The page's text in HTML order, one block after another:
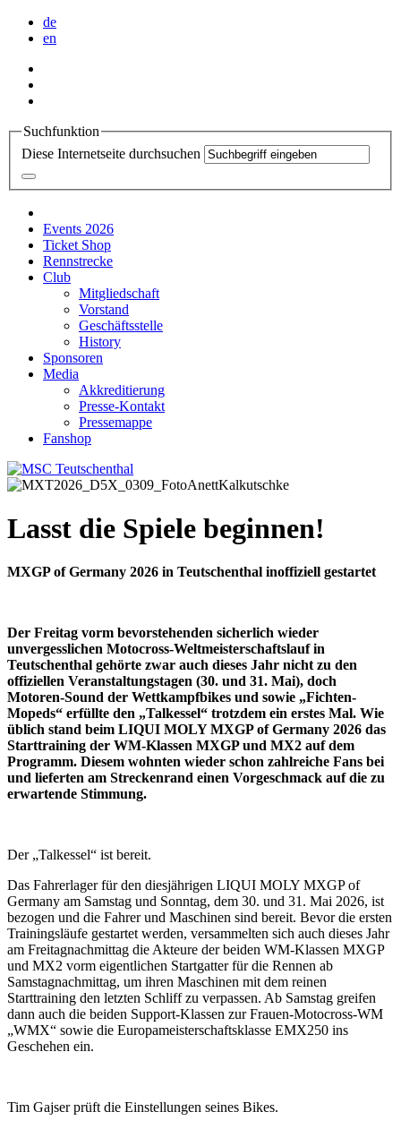
de
en
Suchfunktion
Diese Internetseite durchsuchen
Events 2026
Ticket Shop
Rennstrecke
Club
Mitgliedschaft
Vorstand
Geschäftsstelle
History
Sponsoren
Media
Akkreditierung
Presse-Kontakt
Pressemappe
Fanshop
Lasst die Spiele beginnen!
MXGP of Germany 2026 in Teutschenthal inoffiziell gestartet
Der Freitag vorm bevorstehenden sicherlich wieder
unvergesslichen Motocross-Weltmeisterschaftslauf in
Teutschenthal gehörte zwar auch dieses Jahr nicht zu den
offiziellen Veranstaltungstagen (30. und 31. Mai), doch
Motoren-Sound der Wettkampfbikes und sowie „Fichten-
Mopeds“ erfüllte den „Talkessel“ trotzdem ein erstes Mal. Wie
üblich stand beim LIQUI MOLY MXGP of Germany 2026 das
Starttraining der WM-Klassen MXGP und MX2 auf dem
Programm. Diesem wohnten wieder schon zahlreiche Fans bei
und lieferten am Streckenrand einen Vorgeschmack auf die zu
erwartende Stimmung.
Der „Talkessel“ ist bereit.
Das Fahrerlager für den diesjährigen LIQUI MOLY MXGP of
Germany am Samstag und Sonntag, dem 30. und 31. Mai 2026, ist
bezogen und die Fahrer und Maschinen sind bereit. Bevor die ersten
Trainingsläufe gestartet werden, versammelten sich auch dieses Jahr
am Freitagnachmittag die Akteure der beiden WM-Klassen MXGP
und MX2 vorm eigentlichen Startgatter für die Rennen ab
Samstagnachmittag, um ihren Maschinen mit dem reinen
Starttraining den letzten Schliff zu verpassen. Ab Samstag greifen
dann auch die beiden Support-Klassen zur Frauen-Motocross-WM
„WMX“ sowie die Europameisterschaftsklasse EMX250 ins
Geschehen ein.
Tim Gajser prüft die Einstellungen seines Bikes.